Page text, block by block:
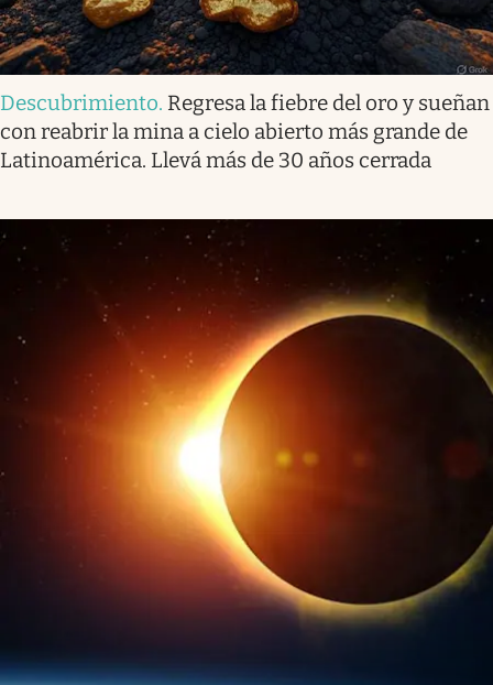
Descubrimiento. Regresa la fiebre del oro y sueñan
con reabrir la mina a cielo abierto más grande de
Latinoamérica. Llevá más de 30 años cerrada